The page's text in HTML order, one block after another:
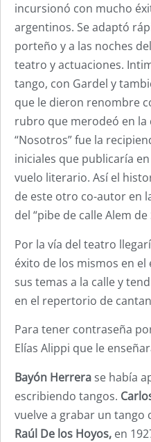
incursionó con mucho
argentinos. Se adaptó
porteño y a las noches
teatro y actuaciones.
tango, con Gardel y
que le dieron renombre
rubro que merodeó en la
“Nosotros” fue la
iniciales que publicaría
vuelo literario. Así el
de este otro co-autor en
del “pibe de calle Alem de
Por la vía del teatro
éxito de los mismos en
sus temas a la calle y
en el repertorio de
Para tener contraseña
Elías Alippi que le
Bayón Herrera se había
escribiendo tangos.
vuelve a grabar un tango
Raúl De los Hoyos, en